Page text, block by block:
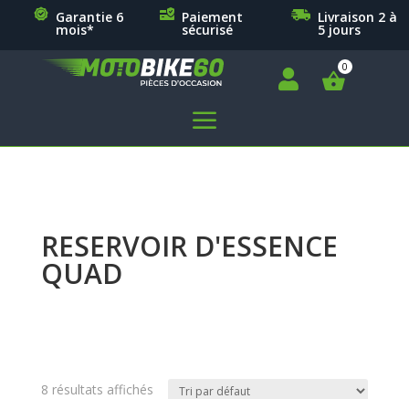
Garantie 6
mois*
Paiement
sécurisé
Livraison 2 à
5 jours

a
RESERVOIR D'ESSENCE
QUAD
8 résultats affichés